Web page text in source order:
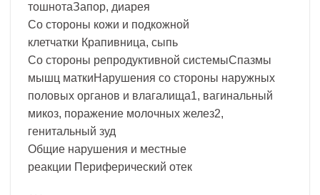
тошнотаЗапор, диарея
Со стороны кожи и подкожной
клетчатки Крапивница, сыпь
Со стороны репродуктивной системыСпазмы
мышц маткиНарушения со стороны наружных
половых органов и влагалища1, вагинальный
микоз, поражение молочных желез2,
генитальный зуд
Общие нарушения и местные
реакции Периферический отек